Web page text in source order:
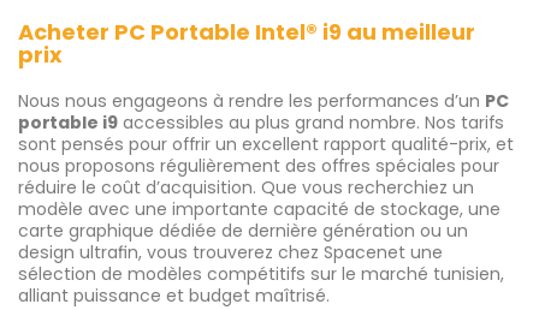
Acheter PC Portable Intel® i9 au meilleur
prix
Nous nous engageons à rendre les performances d’un PC
portable i9 accessibles au plus grand nombre. Nos tarifs
sont pensés pour offrir un excellent rapport qualité-prix, et
nous proposons régulièrement des offres spéciales pour
réduire le coût d’acquisition. Que vous recherchiez un
modèle avec une importante capacité de stockage, une
carte graphique dédiée de dernière génération ou un
design ultrafin, vous trouverez chez Spacenet une
sélection de modèles compétitifs sur le marché tunisien,
alliant puissance et budget maîtrisé.